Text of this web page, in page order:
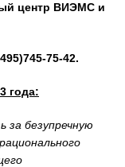
центр ВИЭМС и
75-42.
года:
безупречную